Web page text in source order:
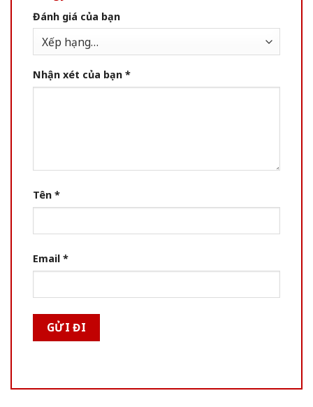
Đánh giá của bạn
Nhận xét của bạn *
Tên *
Email *